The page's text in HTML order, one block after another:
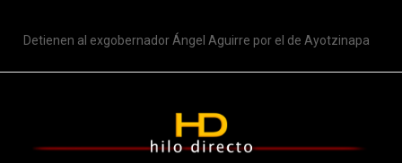
Detienen al exgobernador Ángel Aguirre por el de Ayotzinapa